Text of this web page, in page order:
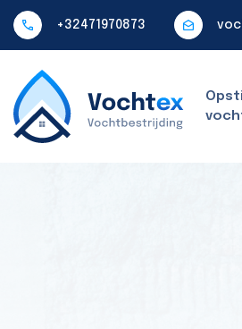
+32471970873